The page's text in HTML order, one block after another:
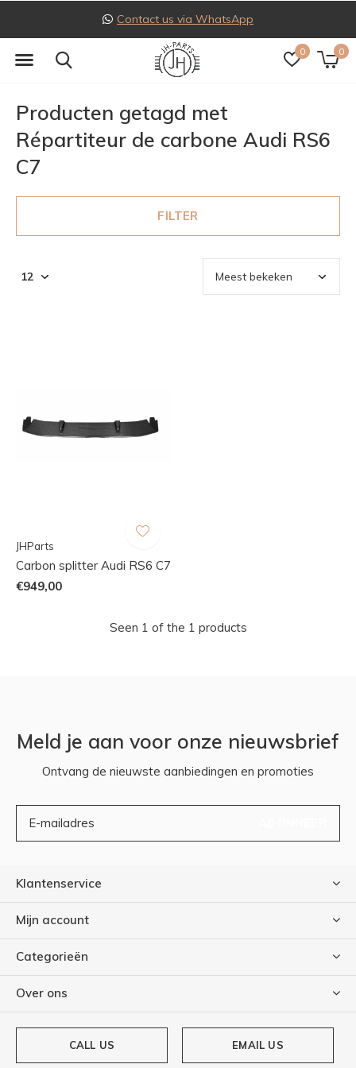
0 0
Contact us via WhatsApp
Producten getagd met
Répartiteur de carbone Audi RS6
C7
FILTER
JHParts
Carbon splitter Audi RS6 C7
€949,00
Seen 1 of the 1 products
Meld je aan voor onze nieuwsbrief
Ontvang de nieuwste aanbiedingen en promoties
Klantenservice
Mijn account
Categorieën
Over ons
CALL US EMAIL US